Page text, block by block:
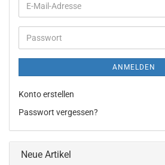
E-
Mail-
Adresse
Passwort
ANMELDEN
Konto erstellen
Passwort vergessen?
Neue Artikel